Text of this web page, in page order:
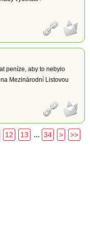
peníze, aby to nebylo
Mezinárodní Listovou
12 13 ... 34 > >>